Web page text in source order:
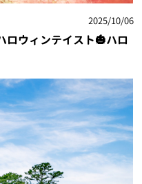
2025/10/06
ロウィンテイスト🎃ハロ